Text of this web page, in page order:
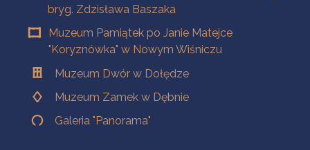
bryg. Zdzisława Baszaka
Muzeum Pamiątek po Janie Matejce
"Koryznówka" w Nowym Wiśniczu
Muzeum Dwór w Dołędze
Muzeum Zamek w Dębnie
Galeria "Panorama"